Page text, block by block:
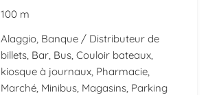
100 m
Alaggio, Banque / Distributeur de
billets, Bar, Bus, Couloir bateaux,
kiosque à journaux, Pharmacie,
Marché, Minibus, Magasins, Parking